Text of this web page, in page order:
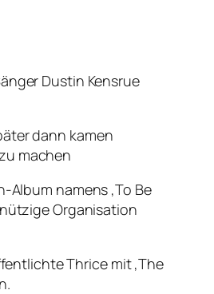
Dustin Kensrue
dann kamen
machen
namens ‚To Be
Organisation
Thrice mit ‚The